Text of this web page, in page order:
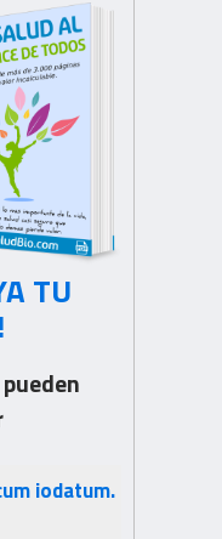
TU
iodatum.